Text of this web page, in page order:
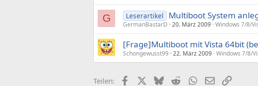
G Leserartikel Multiboot System
GermanBastarD 20. März 2009 Windows 7/8/
[Frage]Multiboot mit Vista 64bit
Schongewusst99 22. März 2009 Windows 7/8/
Teilen: FacebookX (Twitter)
BlueskyRedditWhatsApp
E-MailLink